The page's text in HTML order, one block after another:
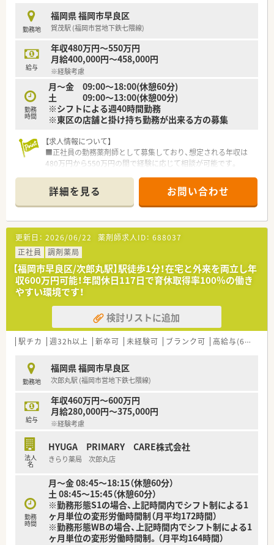
■子育てや介護など、将来のライフイベントを見据えて長く働け
る職場を探している方におすすめです。
■東証グロース上場の成長企業で、安定した基盤のもとキャリア
アップを目指したい方。
【こんな取り組みをしています】
■育休から復帰した社員を対象に手当を支給するなど、子育て支
援に力を入れています。
■未就学児を育てる社員をサポートする「ミルククラブ」という
独自の福利厚生制度があります。
■新入社員には先輩がマンツーマンで指導するブラザーシスタ
勤務地
福岡県 福岡市早良区
賀茂駅 (福岡市営地下鉄七隈線)
給与
年収480万円～550万円
月給400,000円～458,000円
※経験考慮
勤務
時間
月～金 09:00～18:00(休憩60分)
土 09:00～13:00(休憩00分)
※シフトによる週40時間勤務
※東区の店舗と掛け持ち勤務が出来る方の募集
【求人情報について】
■正社員の勤務薬剤師として募集しており、想定される年収は
480万円から550万円の間で経験に応じて相談が可能です。
も整形外科門前の薬局でございます。
■産前産後休暇や育児休暇だけでなく介護休暇の取得実績もあ
るため、ライフステージが変化しても安心の職場環境です。
【募集背景と求める人物像について】
■今回は欠員補充を目的とした募集を行っており、即戦力として
現場で長く活躍してくれる正社員を求めています。
■調剤経験の長さよりも人としての本質が重視されるため、周囲
のスタッフと円滑な連携が取れる方が対象となります。
■すべての店舗で在宅医療を実施しているため、これからの時代
に必要とされる在宅業務に前向きな方を歓迎します。
【想定される業務内容】
■門前のクリニックから応需する整形外科やリハビリテーショ
ン科の処方箋を、1日におよそ50枚から80枚調剤します。
スピード感を持って調剤業務をこなしていきます。
■地域に根ざした薬局として、全店で100数件の個人宅を担当し
ているため丁寧な在宅訪問の業務も担当します。
詳細を見る お問い合わせ
更新日： 2026/06/22 薬剤師求人ID： 688037
正社員
調剤薬局
【福岡市早良区/次郎丸駅】駅徒歩1分！在宅と外来を両立し年
収600万円可能！年間休日117日で育休取得率100％の働き
やすい環境です！
検討リストに追加
駅チカ 週32h以上 新卒可 未経験可 ブランク可 高給与(600万円以上)
勤務地
福岡県 福岡市早良区
次郎丸駅 (福岡市営地下鉄七隈線)
給与
年収460万円～600万円
月給280,000円～375,000円
※経験考慮
法人
名
HYUGA PRIMARY CARE株式会社
きらり薬局 次郎丸店
勤務
時間
月～金 08:45～18:15（休憩60分）
土 08:45～15:45（休憩60分）
※勤務形態S1の場合、上記時間内でシフト制による1
ヶ月単位の変形労働時間制（月平均172時間）
※勤務形態WBの場合、上記時間内でシフト制による1
ヶ月単位の変形労働時間制。（月平均164時間）